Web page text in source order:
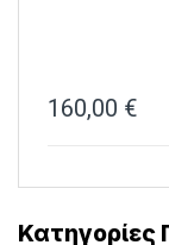
160,00 €
Κατηγορίες